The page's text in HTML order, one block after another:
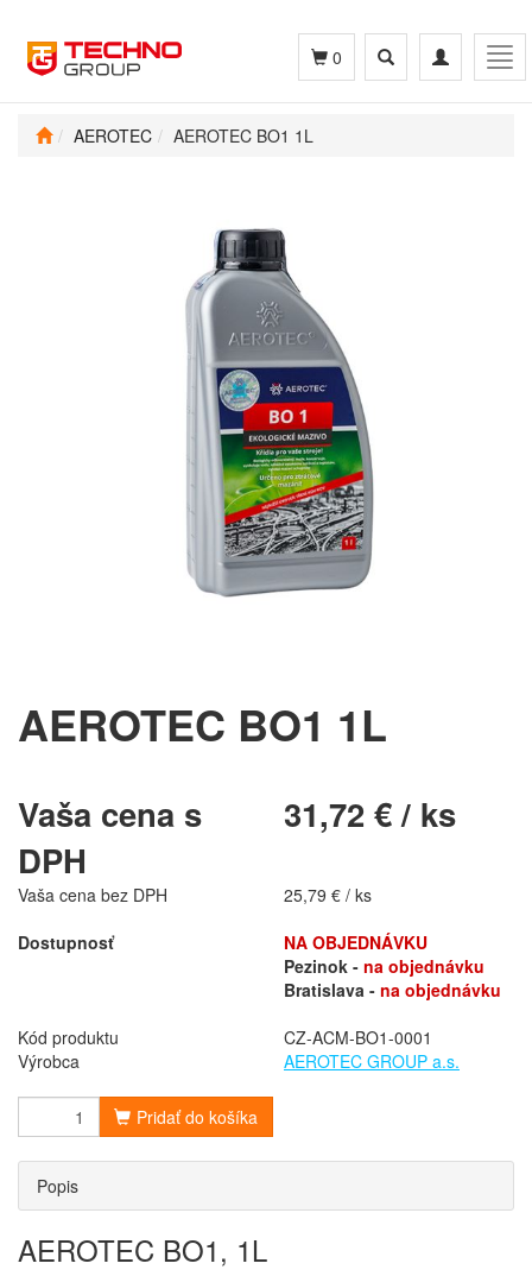
Toggle
navigation
Toggle
search
0
AEROTEC AEROTEC BO1 1L
AEROTEC BO1 1L
Vaša cena s
DPH
31,72 € / ks
Vaša cena bez DPH
25,79 € / ks
Dostupnosť
NA OBJEDNÁVKU
Pezinok - na objednávku
Bratislava - na objednávku
Kód produktu
CZ-ACM-BO1-0001
Výrobca
AEROTEC GROUP a.s.
Pridať do košíka
Popis
AEROTEC BO1, 1L